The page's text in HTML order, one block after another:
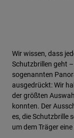
Wir wissen, dass
Schutzbrillen geht
sogenannten
ausgedrückt: Wir
der größten
konnten. Der
es, die Schutzbrille
um dem Träger